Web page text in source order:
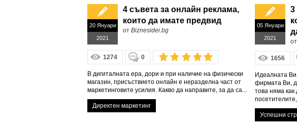
20 Януари
2021
4 съвета за онлайн реклама,
които да имате предвид
от Biznesidei.bg
1274 0
В дигиталната ера, дори и при наличие на физически
магазин, присъствието онлайн е неразделна част от
маркетинговите усилия. Какво да направите, за да са...
Директен маркетинг
05 Януари
2021
3
от
1656
Идеалната Ви
фирмата Ви,
това няма
Успешни